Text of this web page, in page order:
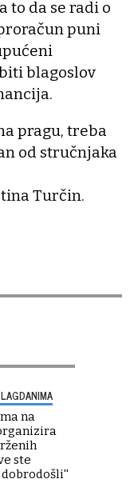
to da se radi o
puni
blagoslov
pragu, treba
od stručnjaka
Turčin.
na
ste